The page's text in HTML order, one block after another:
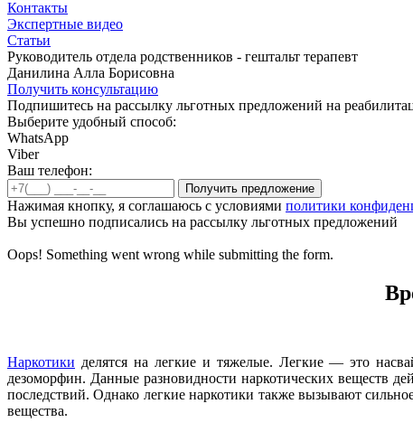
Контакты
Экспертные видео
Статьи
Руководитель отдела родственников - гештальт терапевт
Данилина Алла Борисовна
Получить консультацию
Подпишитесь на рассылку льготных предложений на
Выберите удобный способ:
WhatsApp
Viber
Ваш телефон:
Нажимая кнопку, я соглашаюсь с условиями политики
Вы успешно подписались на рассылку льготных предложений
Oops! Something went wrong while submitting the form.
Наркотики делятся на легкие и тяжелые. Легкие — это
дезоморфин. Данные разновидности наркотических веществ
последствий. Однако легкие наркотики также вызывают
вещества.